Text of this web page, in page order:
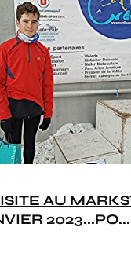
AU
2023...PO...